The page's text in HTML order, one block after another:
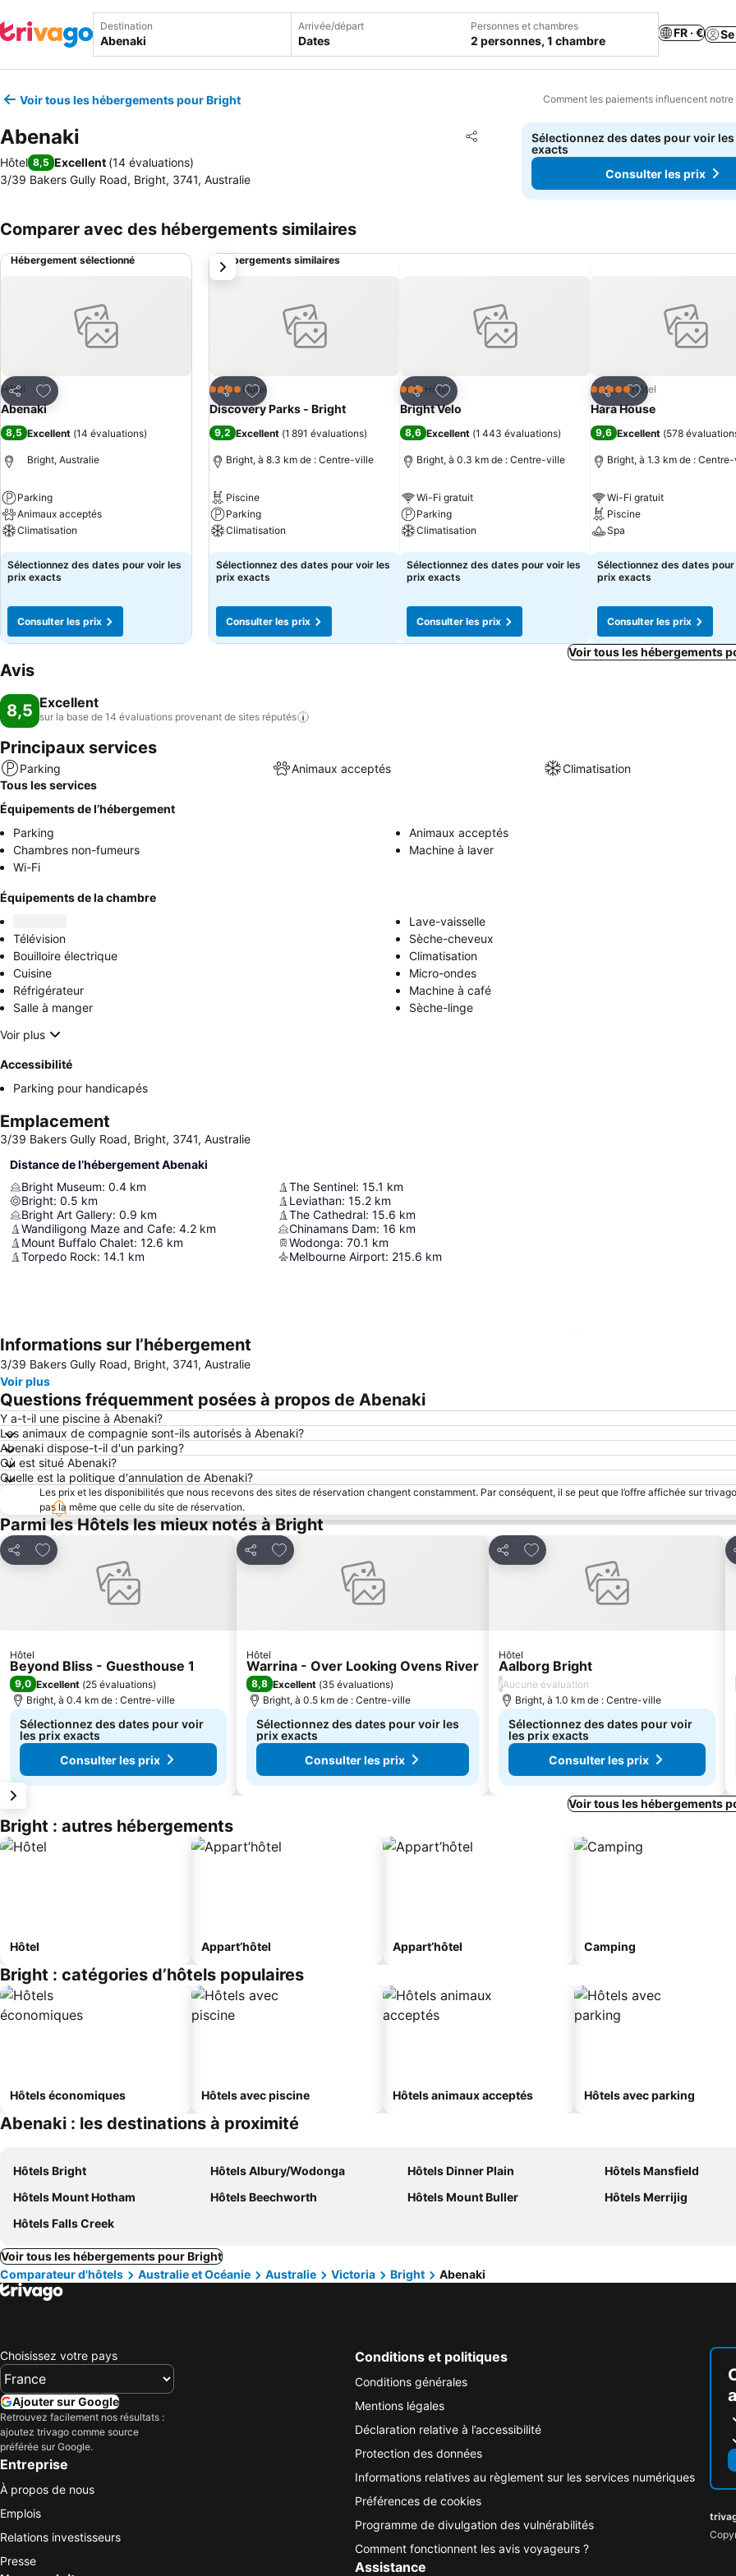
Destination Arrivée/départ
Dates
Personnes et chambres
2 personnes, 1 chambre
FR · €
Voir tous les hébergements pour Bright Comment les paiements influencent
Abenaki Partager
Ajouter à mes favoris
Hôtel 8,5 Excellent (14 évaluations)
3/39 Bakers Gully Road, Bright, 3741, Australie
Sélectionnez des dates pour voir
exacts
Consulter les prix
Comparer avec des hébergements similaires
Hébergement sélectionné
Partager
Ajouter à mes favoris
Hôtel
Abenaki
8,5 Excellent (14 évaluations)
Bright, Australie
Parking
Animaux acceptés
Climatisation
Consulter les prix
Sélectionnez des dates pour voir les
prix exacts
Consulter les prix
Hébergements similaires
Partager
Ajouter à mes favoris
4 ÉtoilesHôtel
Discovery Parks - Bright
9,2 Excellent (1 891 évaluations)
Bright, à 8.3 km de : Centre-ville
Piscine
Parking
Climatisation
Consulter les prix
Sélectionnez des dates pour voir les
prix exacts
Consulter les prix
Partager
Ajouter à mes favoris
3 ÉtoilesHôtel
Bright Velo
8,6 Excellent (1 443 évaluations)
Bright, à 0.3 km de : Centre-ville
Wi-Fi gratuit
Parking
Climatisation
Consulter les prix
Sélectionnez des dates pour voir les
prix exacts
Consulter les prix
Partager
Ajouter à mes
5 Étoiles Hôtel
Hara House
9,6 Excellent (578
Bright, à 1.3 km de :
Wi-Fi gratuit
Piscine
Spa
Consulter les prix
Sélectionnez des dates pour
prix exacts
Consulter les prix
suivant
Voir tous les hébergements
Avis
8,5 Excellent
sur la base de 14 évaluations provenant de sites réputés
Principaux services
Parking Animaux acceptés
Climatisation
Tous les services
Équipements de l’hébergement
Parking
Animaux acceptés
Chambres non-fumeurs
Machine à laver
Wi-Fi
Équipements de la chambre
Lave-vaisselle
Télévision
Sèche-cheveux
Bouilloire électrique
Climatisation
Cuisine
Micro-ondes
Réfrigérateur
Machine à café
Salle à manger
Sèche-linge
Voir plus
Accessibilité
Parking pour handicapés
Emplacement
3/39 Bakers Gully Road, Bright, 3741, Australie
Distance de l’hébergement Abenaki
Bright Museum: 0.4 km
Bright: 0.5 km
Bright Art Gallery: 0.9 km
Wandiligong Maze and Cafe: 4.2 km
Mount Buffalo Chalet: 12.6 km
Torpedo Rock: 14.1 km
The Sentinel: 15.1 km
Leviathan: 15.2 km
The Cathedral: 15.6 km
Chinamans Dam: 16 km
Wodonga: 70.1 km
Melbourne Airport: 215.6 km
Informations sur l’hébergement
3/39 Bakers Gully Road, Bright, 3741, Australie
Voir plus
Questions fréquemment posées à propos de Abenaki
Y a-t-il une piscine à Abenaki?
Les animaux de compagnie sont-ils autorisés à Abenaki?
Abenaki dispose-t-il d'un parking?
Où est situé Abenaki?
Quelle est la politique d'annulation de Abenaki?
Les prix et les disponibilités que nous recevons des sites de réservation changent constamment. Par conséquent, il se peut que l’offre affichée sur
pas la même que celle du site de réservation.
Parmi les Hôtels les mieux notés à Bright
Partager
Ajouter à mes favoris
Hôtel
Beyond Bliss - Guesthouse 1
9,0 Excellent (25 évaluations)
Bright, à 0.4 km de : Centre-ville
Sélectionnez des dates pour voir
les prix exacts
Consulter les prix
Partager
Ajouter à mes favoris
Hôtel
Warrina - Over Looking Ovens River
8,8 Excellent (35 évaluations)
Bright, à 0.5 km de : Centre-ville
Sélectionnez des dates pour voir les
prix exacts
Consulter les prix
Partager
Ajouter à mes favoris
Hôtel
Aalborg Bright
/Aucune évaluation
Bright, à 1.0 km de : Centre-ville
Sélectionnez des dates pour voir
les prix exacts
Consulter les prix
Voir tous les hébergements
Bright : autres hébergements
Hôtel Appart’hôtel Appart’hôtel Camping
Bright : catégories d’hôtels populaires
Hôtels économiques Hôtels avec piscine Hôtels animaux acceptés Hôtels avec parking
Abenaki : les destinations à proximité
Hôtels Bright Hôtels Albury/Wodonga Hôtels Dinner Plain
Hôtels Mansfield
Hôtels Mount Hotham
Hôtels Beechworth Hôtels Mount Buller
Hôtels Merrijig
Hôtels Falls Creek
Voir tous les hébergements pour Bright
Comparateur d'hôtels
Australie et Océanie Australie Victoria Bright Abenaki
Choisissez votre pays
Ajouter sur Google
Retrouvez facilement nos résultats :
ajoutez trivago comme source
préférée sur Google.
Entreprise
À propos de nous
Emplois
Relations investisseurs
Presse
Conditions et politiques
Conditions générales
Mentions légales
Déclaration relative à l’accessibilité
Protection des données
Informations relatives au règlement sur les services numériques
Préférences de cookies
Programme de divulgation des vulnérabilités
Comment fonctionnent les avis voyageurs ?
Assistance